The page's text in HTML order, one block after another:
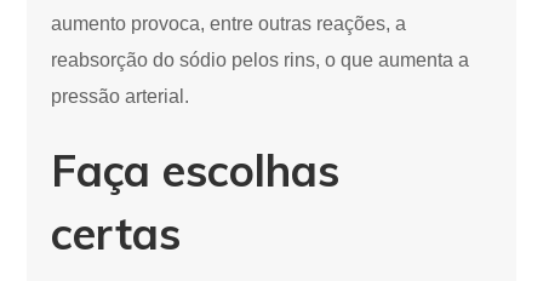
aumento provoca, entre outras reações, a
reabsorção do sódio pelos rins, o que aumenta a
pressão arterial.
Faça escolhas
certas